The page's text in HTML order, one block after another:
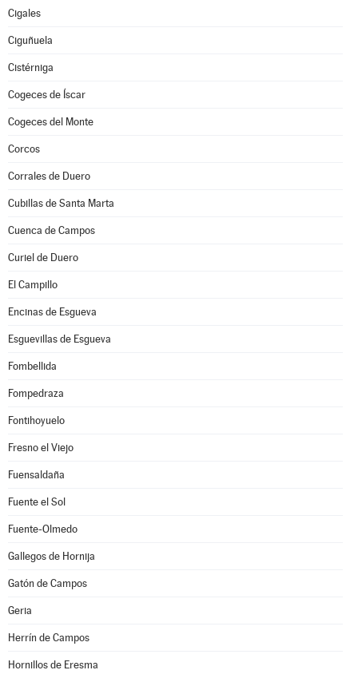
Cigales
Ciguñuela
Cistérniga
Cogeces de Íscar
Cogeces del Monte
Corcos
Corrales de Duero
Cubillas de Santa Marta
Cuenca de Campos
Curiel de Duero
El Campillo
Encinas de Esgueva
Esguevillas de Esgueva
Fombellida
Fompedraza
Fontihoyuelo
Fresno el Viejo
Fuensaldaña
Fuente el Sol
Fuente-Olmedo
Gallegos de Hornija
Gatón de Campos
Geria
Herrín de Campos
Hornillos de Eresma